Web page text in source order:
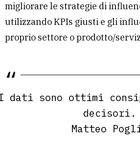
migliorare le strategie di
utilizzando KPIs giusti e gli
proprio settore o prodotto/
dati sono ottimi
decisori.
Matteo